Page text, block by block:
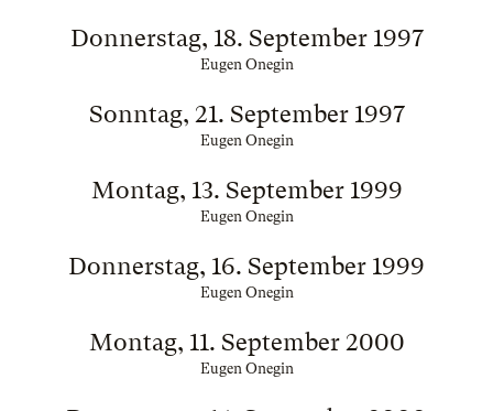
Donnerstag, 18. September 1997
Eugen Onegin
Sonntag, 21. September 1997
Eugen Onegin
Montag, 13. September 1999
Eugen Onegin
Donnerstag, 16. September 1999
Eugen Onegin
Montag, 11. September 2000
Eugen Onegin